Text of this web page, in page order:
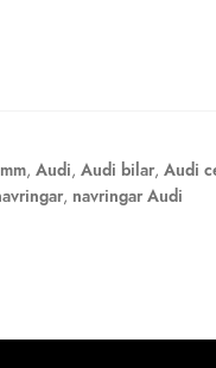
,Audi,Audi bilar,Audi
, navringar Audi